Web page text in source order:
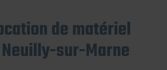
de matériel
sur-Marne